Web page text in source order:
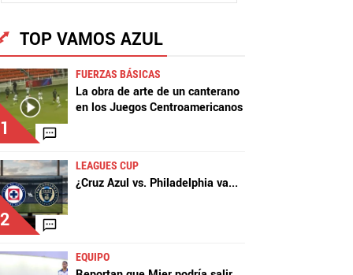
TOP VAMOS AZUL
1
FUERZAS BÁSICAS
La obra de arte de un canterano
en los Juegos Centroamericanos
2
LEAGUES CUP
¿Cruz Azul vs. Philadelphia va...
EQUIPO